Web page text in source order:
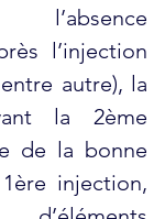
l’injection
autre), la
la 2ème
de la bonne
injection,